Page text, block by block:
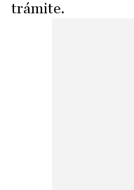
trámite.